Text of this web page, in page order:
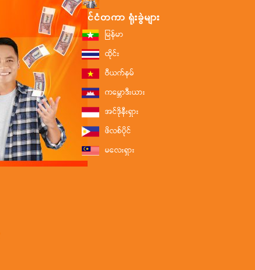
နိုင်ငံတကာ ရုံးခွဲများ
မြန်မာ
ထိုင်း
ဗီယက်နမ်
ကမ္ဘောဒီးယား
အင်ဒိုနီးရှား
ဖိလစ်ပိုင်
မလေးရှား